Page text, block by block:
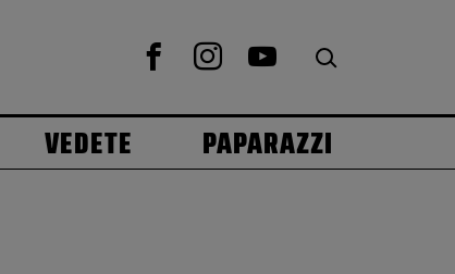
VEDETE PAPARAZZI